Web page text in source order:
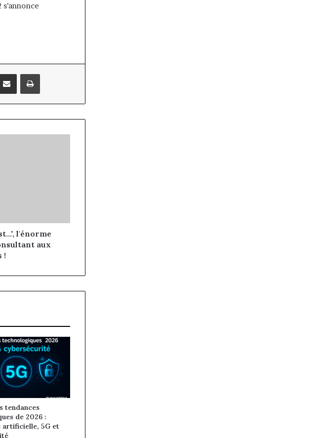
Partager par email Imprimer
l'énorme
aux
!
tendances
de 2026 :
artificielle, 5G et